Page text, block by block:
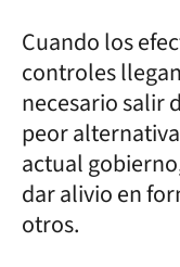
Cuando los
controles
necesario salir
peor
actual
dar alivio en
otros.